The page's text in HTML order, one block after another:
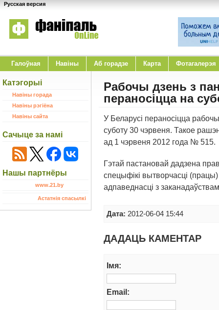
Русская версия
Галоўная Навіны Аб горадзе Карта Фотагалерэя
Катэгорыі
Навіны горада
Навіны рэгіёна
Навіны сайта
Сачыце за намі
Нашы партнёры
www.21.by
Астатнія спасылкі
Рабочы дзень з
пераносіцца на
У Беларусі пераносіцца
суботу 30 чэрвеня. Такое
ад 1 чэрвеня 2012 года № 515.
Гэтай пастановай дадзена
спецыфікі вытворчасці
адпаведнасці з
Дата: 2012-06-04 15:44
ДАДАЦЬ КАМЕНТАР
Iмя:
Email: